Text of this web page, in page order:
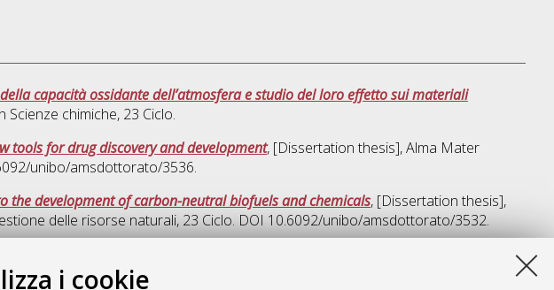
i cookie
capacità ossidante dell’atmosfera e studio del loro effetto sui materiali
Scienze chimiche, 23 Ciclo.
tools for drug discovery and development, [Dissertation thesis], Alma Mater
unibo/amsdottorato/3536.
the development of carbon-neutral biofuels and chemicals, [Dissertation thesis],
delle risorse naturali, 23 Ciclo. DOI 10.6092/unibo/amsdottorato/3532.
Questa lista e' stata generata il Thu Aug 6 20:34:44 2026 CEST.